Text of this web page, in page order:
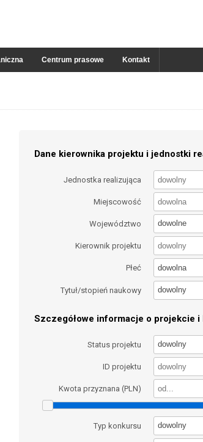
Centrum prasowe Kontakt
Dane kierownika projektu i jednostki
Jednostka realizująca
Miejscowość
Województwo dowolne
Kierownik projektu
Płeć dowolna
Tytuł/stopień naukowy dowolny
Szczegółowe informacje o projekcie i
Status projektu dowolny
ID projektu
Kwota przyznana (PLN)
Typ konkursu dowolny